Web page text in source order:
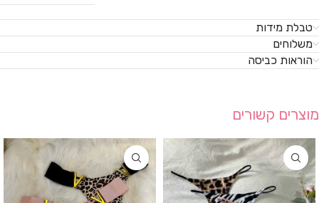
טבלת מידות
משלוחים
הוראות כביסה
מוצרים קשורים